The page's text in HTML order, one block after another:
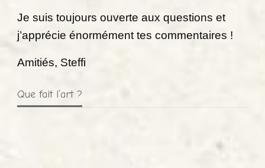
Je suis toujours ouverte aux questions et
j’apprécie énormément tes commentaires !
Amitiés, Steffi
Que fait l’art ?